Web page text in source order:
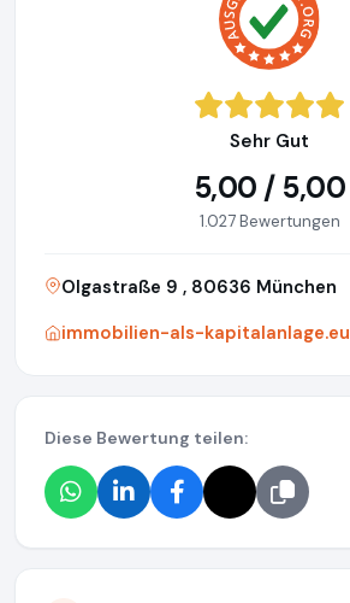
Sehr Gut
5,00 / 5,00
1.027 Bewertungen
Olgastraße 9 , 80636 München
immobilien-als-kapitalanlage.eu
Diese Bewertung teilen: